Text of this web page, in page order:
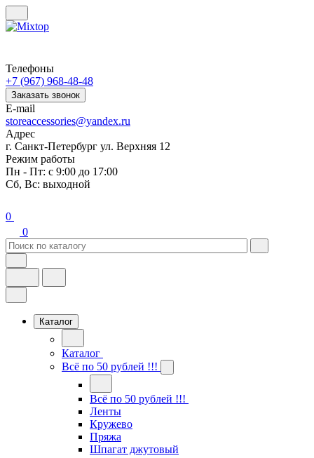
Телефоны
+7 (967) 968-48-48
Заказать звонок
E-mail
storeaccessories@yandex.ru
Адрес
г. Санкт-Петербург ул. Верхняя 12
Режим работы
Пн - Пт: с 9:00 до 17:00
Сб, Вс: выходной
0
0
Каталог
Каталог
Всё по 50 рублей !!!
Всё по 50 рублей !!!
Ленты
Кружево
Пряжа
Шпагат джутовый